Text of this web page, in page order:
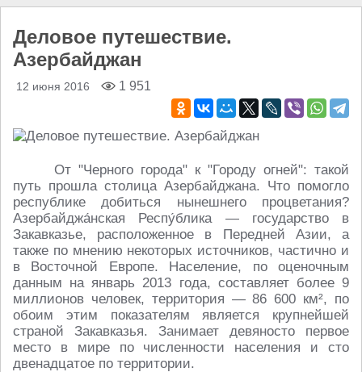
Деловое путешествие.
Азербайджан
12 июня 2016 1 951
От "Черного города" к "Городу огней": такой
путь прошла столица Азербайджана. Что помогло
республике добиться нынешнего процветания?
Азербайджа́нская Респу́блика — государство в
Закавказье, расположенное в Передней Азии, а
также по мнению некоторых источников, частично и
в Восточной Европе. Население, по оценочным
данным на январь 2013 года, составляет более 9
миллионов человек, территория — 86 600 км², по
обоим этим показателям является крупнейшей
страной Закавказья. Занимает девяносто первое
место в мире по численности населения и сто
двенадцатое по территории.